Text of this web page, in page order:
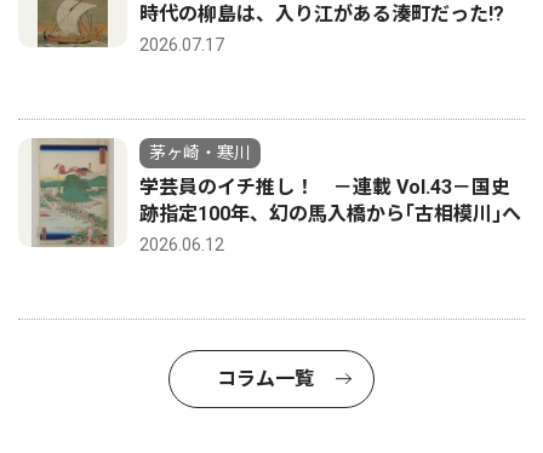
時代の柳島は、入り江がある湊町だった!?
2026.07.17
茅ヶ崎・寒川
学芸員のイチ推し！ －連載 Vol.43－国史
跡指定100年、幻の馬入橋から｢古相模川｣へ
2026.06.12
コラム一覧